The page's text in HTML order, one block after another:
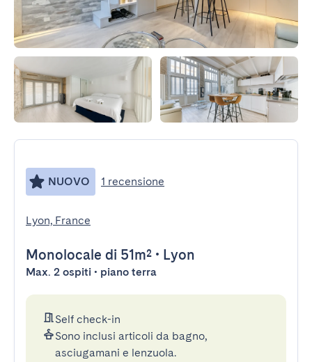
NUOVO 1 recensione
Lyon, France
Monolocale di 51m² • Lyon
Max. 2 ospiti • piano terra
Self check-in
Sono inclusi articoli da bagno,
asciugamani e lenzuola.